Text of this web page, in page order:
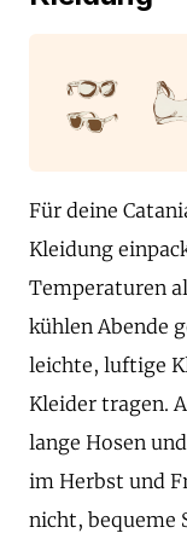
Für deine
Kleidung
Temperaturen
kühlen Abende
leichte, luftige
Kleider tragen.
lange Hosen
im Herbst und
nicht, bequeme